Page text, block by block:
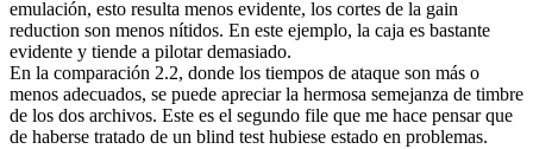
emulación, esto resulta menos evidente, los cortes de la gain
reduction son menos nítidos. En este ejemplo, la caja es bastante
evidente y tiende a pilotar demasiado.
En la comparación 2.2, donde los tiempos de ataque son más o
menos adecuados, se puede apreciar la hermosa semejanza de timbre
de los dos archivos. Este es el segundo file que me hace pensar que
de haberse tratado de un blind test hubiese estado en problemas.